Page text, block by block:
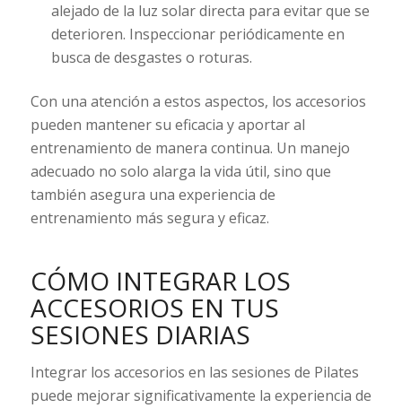
alejado de la luz solar directa para evitar que se
deterioren. Inspeccionar periódicamente en
busca de desgastes o roturas.
Con una atención a estos aspectos, los accesorios
pueden mantener su eficacia y aportar al
entrenamiento de manera continua. Un manejo
adecuado no solo alarga la vida útil, sino que
también asegura una experiencia de
entrenamiento más segura y eficaz.
CÓMO INTEGRAR LOS
ACCESORIOS EN TUS
SESIONES DIARIAS
Integrar los accesorios en las sesiones de Pilates
puede mejorar significativamente la experiencia de